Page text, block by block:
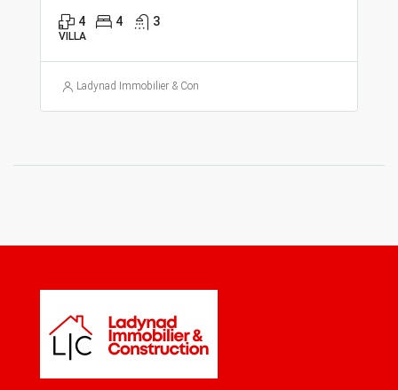
4 4 3
VILLA
Ladynad Immobilier & Construction